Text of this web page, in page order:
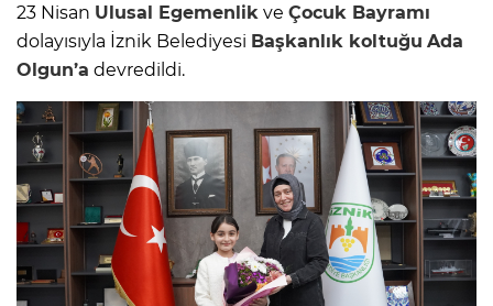
23 Nisan Ulusal Egemenlik ve Çocuk Bayramı
dolayısıyla İznik Belediyesi Başkanlık koltuğu Ada
Olgun’a devredildi.